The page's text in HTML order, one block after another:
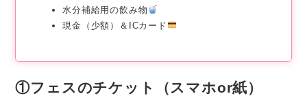
水分補給用の飲み物
現金（少額）＆ICカード
①フェスのチケット（スマホor紙）